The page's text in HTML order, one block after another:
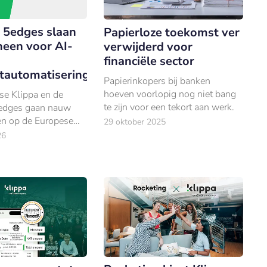
slaan
voor AI-
Klippa en de
gaan nauw
op de Europese
Papierloze toekomst ver
verwijderd voor
financiële sector
Papierinkopers bij banken
hoeven voorlopig nog niet bang
te zijn voor een tekort aan werk.
29 oktober 2025